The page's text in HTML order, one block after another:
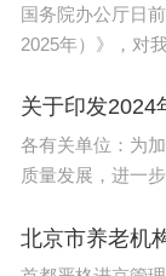
重庆交通职业
设有52个大学
技术、航海技
国务院办公厅日
2025年）》，对
吹风会，对方案
各有关单位：为
质量发展，进一
四五”时期高精尖
北京市养老机